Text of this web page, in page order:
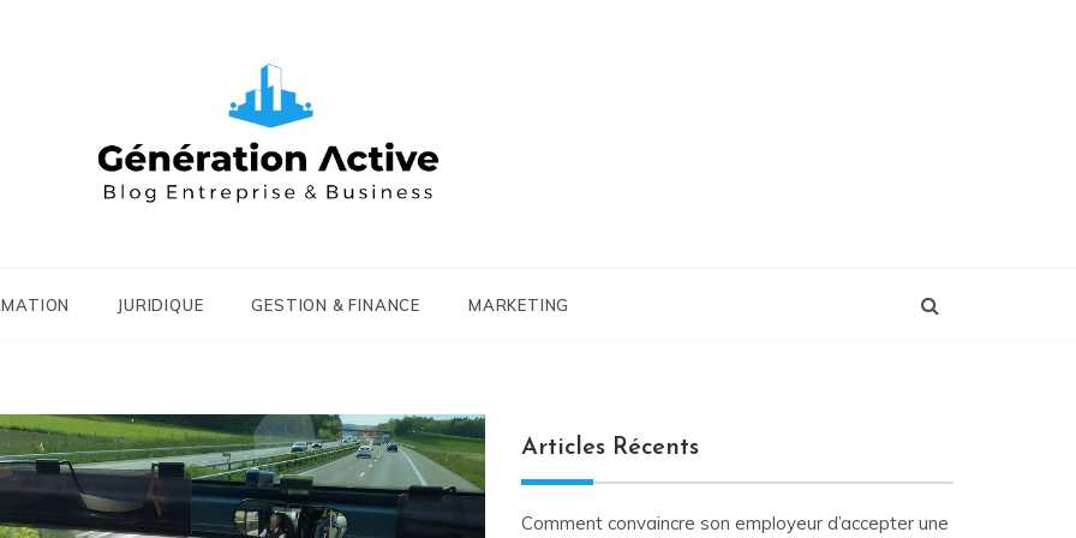
JURIDIQUE GESTION & FINANCE MARKETING
Articles Récents
Comment convaincre son employeur d’accepter une